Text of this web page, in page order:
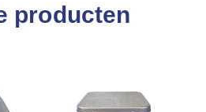
producten